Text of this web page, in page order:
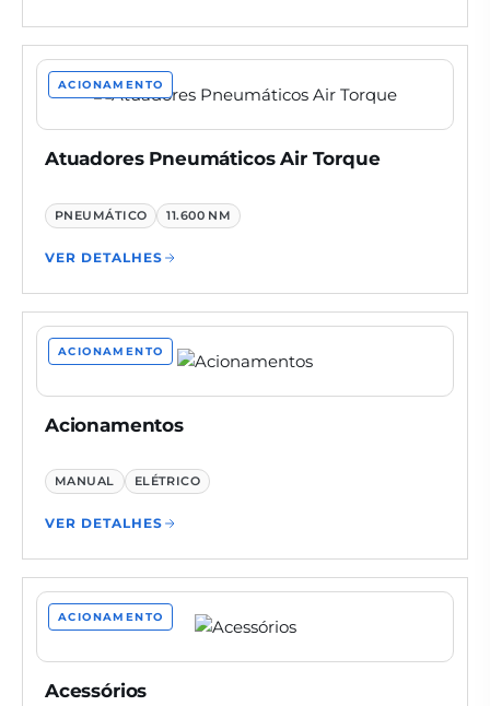
ACIONAMENTO
Atuadores Pneumáticos Air Torque
PNEUMÁTICO 11.600 NM
VER DETALHES
ACIONAMENTO
Acionamentos
MANUAL ELÉTRICO
VER DETALHES
ACIONAMENTO
Acessórios